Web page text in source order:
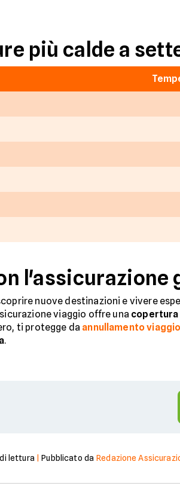
più calde a
l'assicurazione
nuove destinazioni e vivere
viaggio offre una
ti protegge da annullamento
.
lettura |Pubblicato da Redazione